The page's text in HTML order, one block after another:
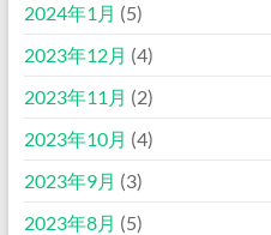
2024年1月 (5)
2023年12月 (4)
2023年11月 (2)
2023年10月 (4)
2023年9月 (3)
2023年8月 (5)